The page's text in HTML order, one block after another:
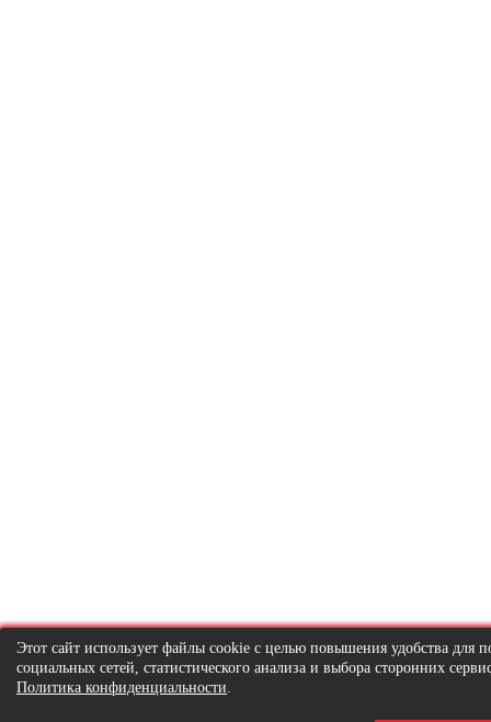
Этот сайт использует файлы cookie с целью повышения удобства
социальных сетей, статистического анализа и выбора сторонних
Политика конфиденциальности.